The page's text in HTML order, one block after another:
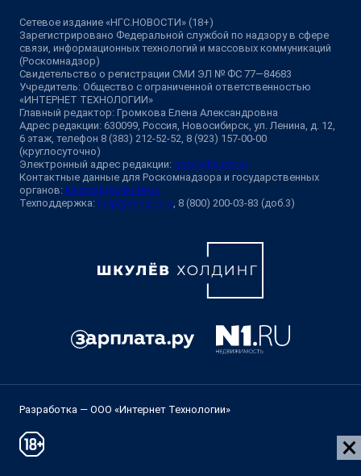
Сетевое издание «НГС.НОВОСТИ» (18+)
Зарегистрировано Федеральной службой по надзору в сфере
связи, информационных технологий и массовых коммуникаций
(Роскомнадзор)
Свидетельство о регистрации СМИ ЭЛ № ФС 77—84683
Учредитель: Общество с ограниченной ответственностью
«ИНТЕРНЕТ ТЕХНОЛОГИИ»
Главный редактор: Громкова Елена Александровна
Адрес редакции: 630099, Россия, Новосибирск, ул. Ленина, д. 12,
6 этаж, телефон 8 (383) 212-52-52, 8 (923) 157-00-00
(круглосуточно)
Электронный адрес редакции: ngs@shkulev.ru
Контактные данные для Роскомнадзора и государственных
органов: juristnsk@shkulev.ru
Техподдержка: help@shkulev.ru , 8 (800) 200-03-83 (доб.3)
Разработка — ООО «Интернет Технологии»